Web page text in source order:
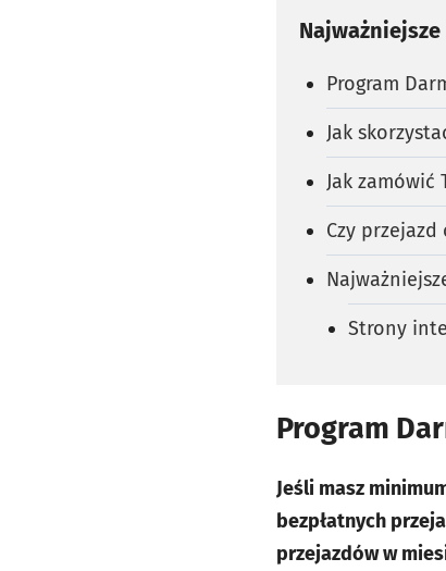
Program
Jak
Jak zamówić
Czy
Strony
Program
Jeśli masz
bezpłatnych
przejazdów w